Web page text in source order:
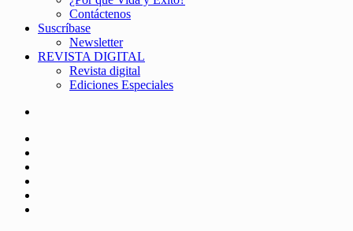
Contáctenos
Suscríbase
Newsletter
REVISTA DIGITAL
Revista digital
Ediciones Especiales